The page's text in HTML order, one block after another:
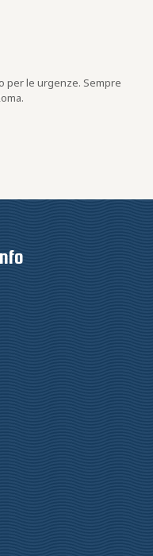
per le urgenze. Sempre